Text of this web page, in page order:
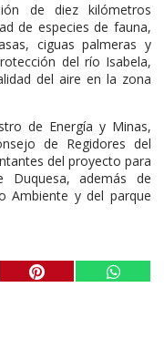
de diez kilómetros
de especies de fauna,
ciguas palmeras y
del río Isabela,
del aire en la zona
de Energía y Minas,
de Regidores del
del proyecto para
además de
Ambiente y del parque